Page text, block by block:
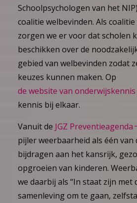
Schoolpsychologen van het
coalitie welbevinden. Als
zorgen we er voor dat scholen
beschikken over de
gebied van welbevinden zodat
keuzes kunnen maken. Op
de website van onderwijskennis
kennis bij elkaar.
Vanuit de JGZ Preventieagenda
pijler weerbaarheid als één van
bijdragen aan het kansrijk,
opgroeien van kinderen.
we daarbij als “In staat zijn met
samenleving om te gaan,